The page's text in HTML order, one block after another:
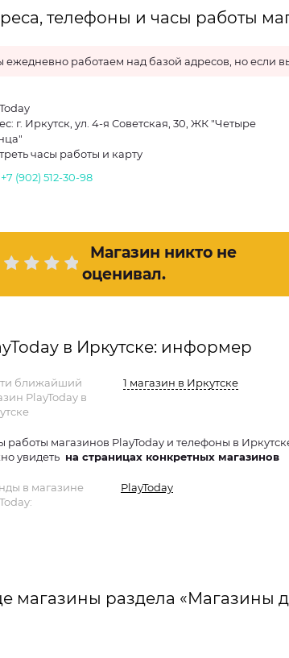
телефоны и часы работы
работаем над базой адресов, но если
г. Иркутск, ул. 4-я Советская, 30, ЖК "Четыре
часы работы и карту
+7 (902) 512-30-98
Магазин никто не
оценивал.
в Иркутске: информер
ближайший
PlayToday в
1 магазин в Иркутске
работы магазинов PlayToday и телефоны в
увидеть на страницах конкретных магазинов
в магазине
PlayToday
магазины раздела «Магазины